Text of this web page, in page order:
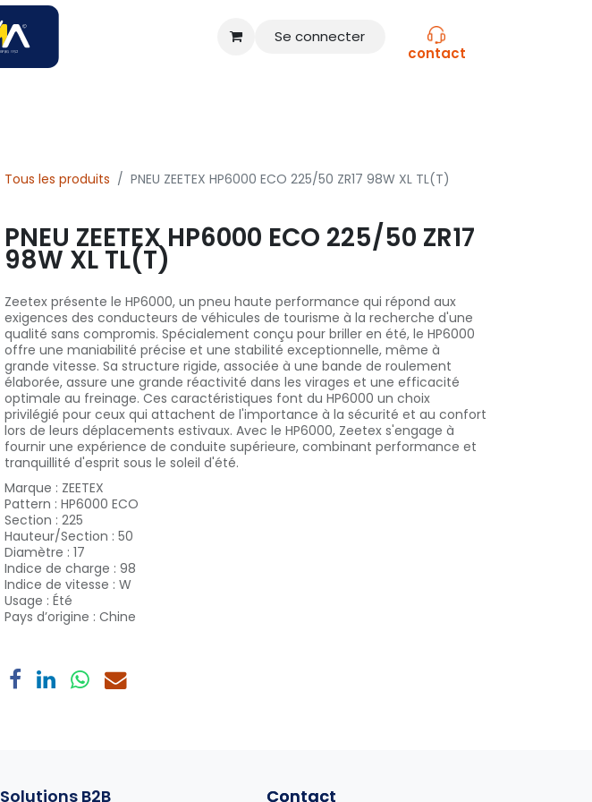
Se connecter
contact
Tous les produits PNEU ZEETEX HP6000 ECO 225/50 ZR17 98W XL TL(T)
PNEU ZEETEX HP6000 ECO 225/50 ZR17
98W XL TL(T)
Zeetex présente le HP6000, un pneu haute performance qui répond aux
exigences des conducteurs de véhicules de tourisme à la recherche d'une
qualité sans compromis. Spécialement conçu pour briller en été, le HP6000
offre une maniabilité précise et une stabilité exceptionnelle, même à
grande vitesse. Sa structure rigide, associée à une bande de roulement
élaborée, assure une grande réactivité dans les virages et une efficacité
optimale au freinage. Ces caractéristiques font du HP6000 un choix
privilégié pour ceux qui attachent de l'importance à la sécurité et au confort
lors de leurs déplacements estivaux. Avec le HP6000, Zeetex s'engage à
fournir une expérience de conduite supérieure, combinant performance et
tranquillité d'esprit sous le soleil d'été.
Marque : ZEETEX
Pattern : HP6000 ECO
Section : 225
Hauteur/Section : 50
Diamètre : 17
Indice de charge : 98
Indice de vitesse : W
Usage : Été
Pays d’origine : Chine
Solutions B2B Contact
Contact